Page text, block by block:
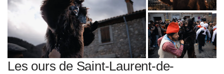
Les ours de Saint-Laurent-de-